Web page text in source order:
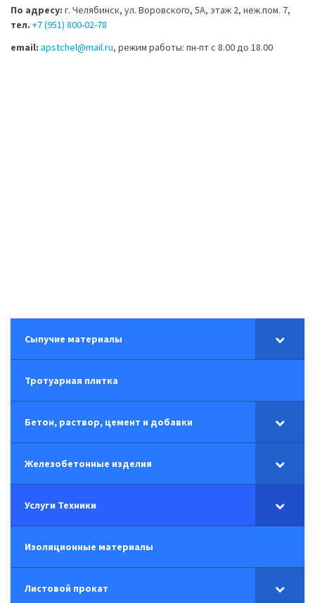
По адресу: г. Челябинск, ул. Воровского, 5А, этаж 2, неж.пом. 7,
тел. +7 (951) 800-02-78
email: apstchel@mail.ru, режим работы: пн-пт с 8.00 до 18.00
Сыпучие материалы
Тротуарная плитка
Бетон, раствор, цемент и добавки
Железобетонные изделия
Услуги Техники
Изоляционные материалы
Листовой прокат